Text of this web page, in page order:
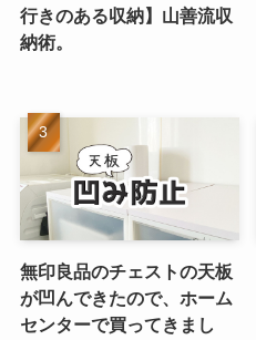
行きのある収納】山善流収
納術。
無印良品のチェストの天板
が凹んできたので、ホーム
センターで買ってきまし